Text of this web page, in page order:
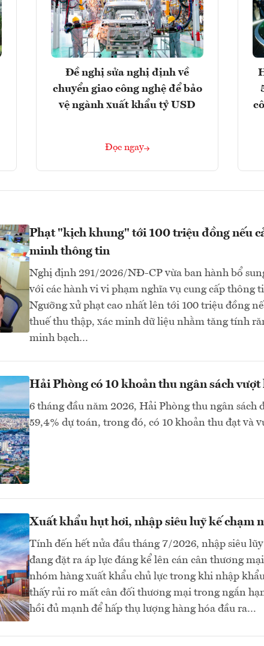
Đề nghị sửa nghị định về
chuyển giao công nghệ để bảo
vệ ngành xuất khẩu tỷ USD
Đọc ngay
Phạt "kịch khung" tới 100 triệu đồng nếu
minh thông tin
Nghị định 291/2026/NĐ-CP vừa ban hành bổ
với các hành vi vi phạm nghĩa vụ cung cấp thông
Ngưỡng xử phạt cao nhất lên tới 100 triệu đồng
thuế thu thập, xác minh dữ liệu nhằm tăng tính
minh bạch…
Hải Phòng có 10 khoản thu ngân sách vượt
6 tháng đầu năm 2026, Hải Phòng thu ngân sách
59,4% dự toán, trong đó, có 10 khoản thu đạt và
Xuất khẩu hụt hơi, nhập siêu luỹ kế chạm
Tính đến hết nửa đầu tháng 7/2026, nhập siêu
đang đặt ra áp lực đáng kể lên cán cân thương
nhóm hàng xuất khẩu chủ lực trong khi nhập
thấy rủi ro mất cân đối thương mại trong ngắn
hồi đủ mạnh để hấp thụ lượng hàng hóa đầu ra…